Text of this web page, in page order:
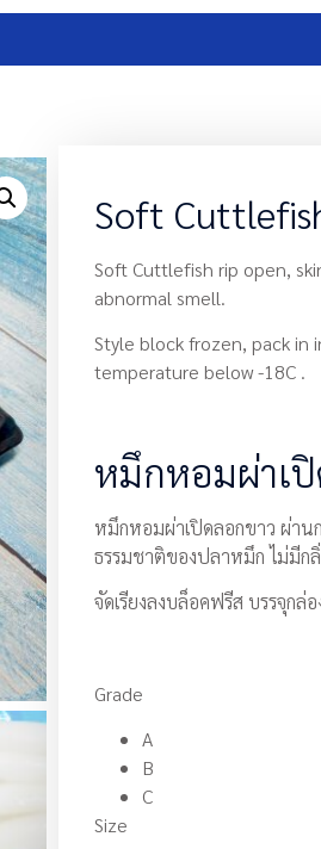
Soft
Soft Cuttlefish rip open,
abnormal smell.
Style block frozen, pack in
temperature below -18C .
หมึกหอมผ่าเ
หมึกหอมผ่าเปิดลอกขาว ผ่าน
ธรรมชาติของปลาหมึก ไม่มีก
จัดเรียงลงบล็อคฟรีส บรรจุก
Grade
A
B
C
Size